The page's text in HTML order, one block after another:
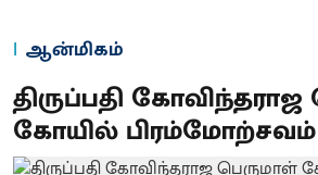
ஆன்மிகம்
திருப்பதி
கோயில்